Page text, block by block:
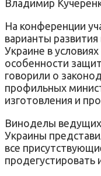
Владимир
На конференции
варианты
Украине в
особенности
говорили о
профильных
изготовления и
Виноделы
Украины
все
продегустировать